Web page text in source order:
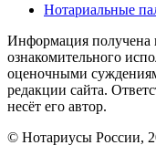
Нотариальные
Информация получена
ознакомительного
оценочными
редакции сайта.
несёт его автор.
© Нотариусы России,